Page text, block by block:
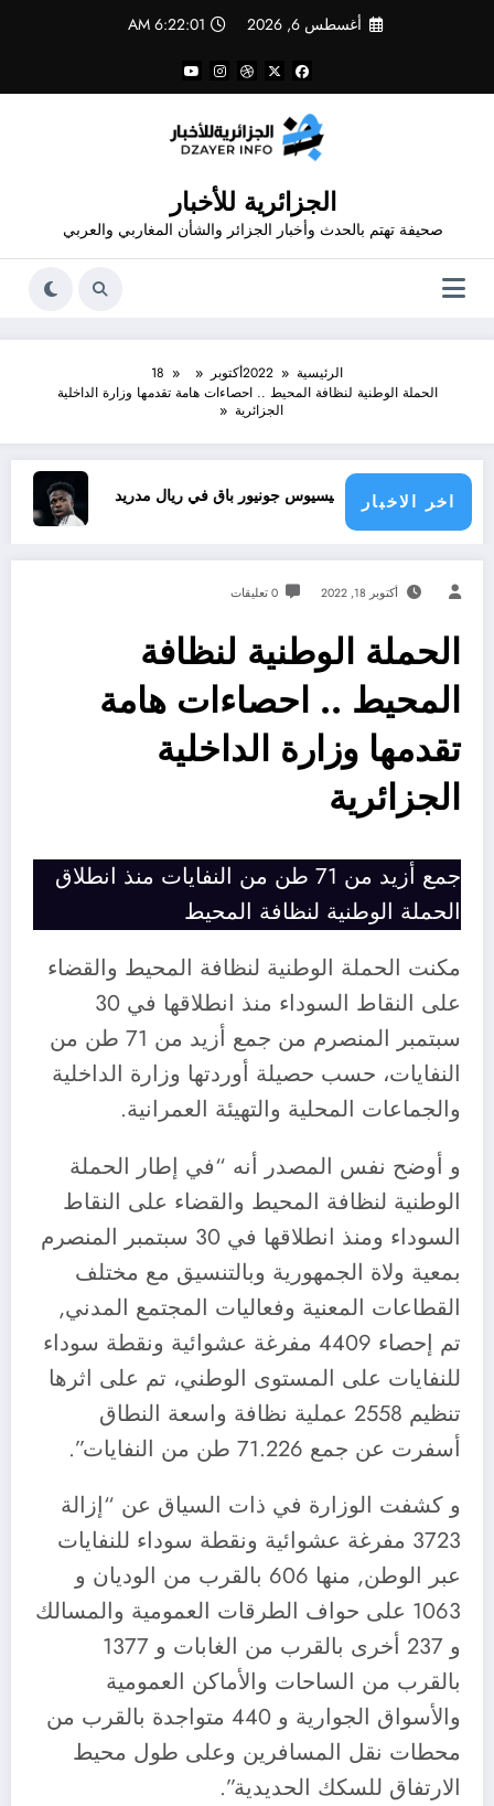
أغسطس 6, 2026 6:22:01 AM
الجزائرية للأخبار
صحيفة تهتم بالحدث وأخبار الجزائر والشأن المغاربي والعربي
الرئيسية 2022أكتوبر
18
الحملة الوطنية لنظافة المحيط .. احصاءات هامة تقدمها وزارة الداخلية
الجزائرية
اخر الاخبار
فينيسيوس جونيور باق في ريال مدريد تجديد عقد
أكتوبر 18, 2022 0 تعليقات
الحملة الوطنية لنظافة
المحيط .. احصاءات هامة
تقدمها وزارة الداخلية
الجزائرية
جمع أزيد من 71 طن من النفايات منذ انطلاق
الحملة الوطنية لنظافة المحيط
مكنت الحملة الوطنية لنظافة المحيط والقضاء
على النقاط السوداء منذ انطلاقها في 30
سبتمبر المنصرم من جمع أزيد من 71 طن من
النفايات، حسب حصيلة أوردتها وزارة الداخلية
والجماعات المحلية والتهيئة العمرانية.
و أوضح نفس المصدر أنه “في إطار الحملة
الوطنية لنظافة المحيط والقضاء على النقاط
السوداء ومنذ انطلاقها في 30 سبتمبر المنصرم
بمعية ولاة الجمهورية وبالتنسيق مع مختلف
القطاعات المعنية وفعاليات المجتمع المدني,
تم إحصاء 4409 مفرغة عشوائية ونقطة سوداء
للنفايات على المستوى الوطني، تم على اثرها
تنظيم 2558 عملية نظافة واسعة النطاق
أسفرت عن جمع 71.226 طن من النفايات”.
و كشفت الوزارة في ذات السياق عن “إزالة
3723 مفرغة عشوائية ونقطة سوداء للنفايات
عبر الوطن, منها 606 بالقرب من الوديان و
1063 على حواف الطرقات العمومية والمسالك
و 237 أخرى بالقرب من الغابات و 1377
بالقرب من الساحات والأماكن العمومية
والأسواق الجوارية و 440 متواجدة بالقرب من
محطات نقل المسافرين وعلى طول محيط
الارتفاق للسكك الحديدية”.